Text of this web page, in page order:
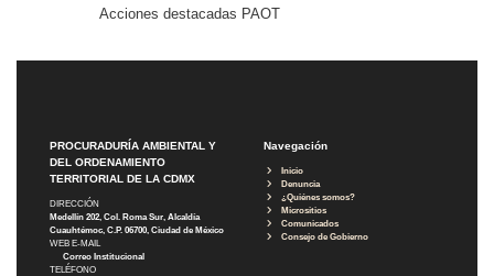
Acciones destacadas PAOT
PROCURADURÍA AMBIENTAL Y
DEL ORDENAMIENTO
TERRITORIAL DE LA CDMX
DIRECCIÓN
Medellín 202, Col. Roma Sur, Alcaldía
Cuauhtémoc, C.P. 06700, Ciudad de México
WEB E-MAIL
Correo Institucional
TELÉFONO
Navegación
Inicio
Denuncia
¿Quiénes somos?
Micrositios
Comunicados
Consejo de Gobierno